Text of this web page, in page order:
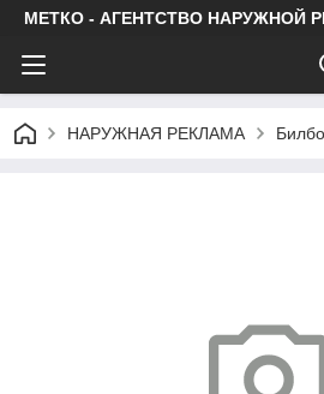
МЕТКО - АГЕНТСТВО НАРУЖНОЙ
НАРУЖНАЯ РЕКЛАМА